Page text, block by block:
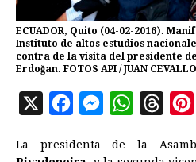
ECUADOR, Quito (04-02-2016).
Instituto de altos estudios
contra de la visita del presidente
Erdoğan. FOTOS API / JUAN
X
c
M
W
a
r
La presidenta de la